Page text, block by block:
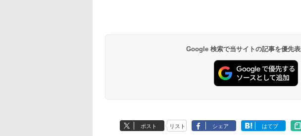
Google 検索で当サイトの記事を優先
ポスト リスト シェア はてブ